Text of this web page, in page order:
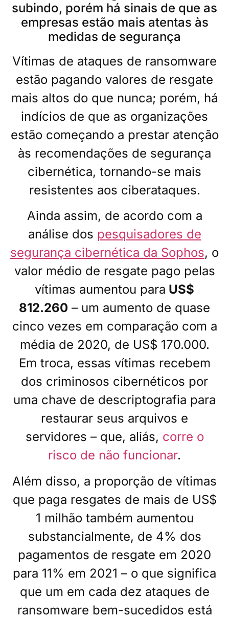
subindo, porém há sinais de que as
empresas estão mais atentas às
medidas de segurança
Vítimas de ataques de ransomware
estão pagando valores de resgate
mais altos do que nunca; porém, há
indícios de que as organizações
estão começando a prestar atenção
às recomendações de segurança
cibernética, tornando-se mais
resistentes aos ciberataques.
Ainda assim, de acordo com a
análise dos pesquisadores de
segurança cibernética da Sophos, o
valor médio de resgate pago pelas
vítimas aumentou para US$
812.260 – um aumento de quase
cinco vezes em comparação com a
média de 2020, de US$ 170.000.
Em troca, essas vítimas recebem
dos criminosos cibernéticos por
uma chave de descriptografia para
restaurar seus arquivos e
servidores – que, aliás, corre o
risco de não funcionar.
Além disso, a proporção de vítimas
que paga resgates de mais de US$
1 milhão também aumentou
substancialmente, de 4% dos
pagamentos de resgate em 2020
para 11% em 2021 – o que significa
que um em cada dez ataques de
ransomware bem-sucedidos está